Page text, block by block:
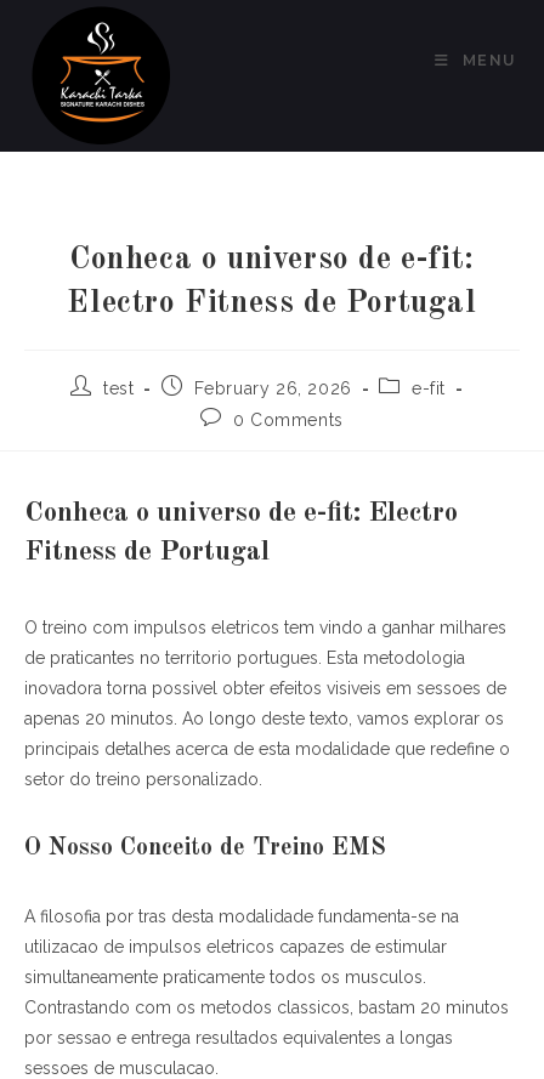
MENU
Conheca o universo de e-fit:
Electro Fitness de Portugal
Posttest
Post
published:
February 26, 2026
Poste-fit
Post0 Comments
Conheca o universo de e-fit: Electro
Fitness de Portugal
O treino com impulsos eletricos tem vindo a ganhar milhares
de praticantes no territorio portugues. Esta metodologia
inovadora torna possivel obter efeitos visiveis em sessoes de
apenas 20 minutos. Ao longo deste texto, vamos explorar os
principais detalhes acerca de esta modalidade que redefine o
setor do treino personalizado.
O Nosso Conceito de Treino EMS
A filosofia por tras desta modalidade fundamenta-se na
utilizacao de impulsos eletricos capazes de estimular
simultaneamente praticamente todos os musculos.
Contrastando com os metodos classicos, bastam 20 minutos
por sessao e entrega resultados equivalentes a longas
sessoes de musculacao.